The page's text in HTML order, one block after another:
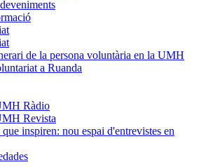
de la persona voluntària en la UMH
a Ruanda
Ràdio
Revista
inspiren: nou espai d'entrevistes en